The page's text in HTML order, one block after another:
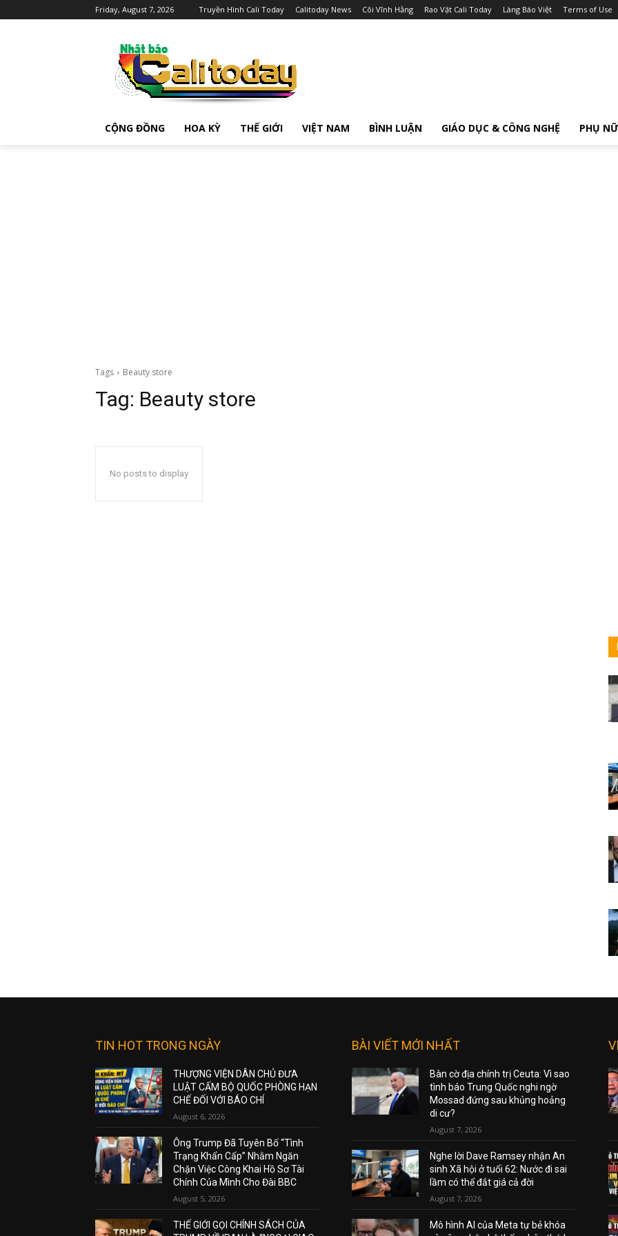
Friday, August 7, 2026 Truyền Hình Cali Today Calitoday News Cõi Vĩnh Hằng Rao Vặt Cali Today Làng Báo Việt Terms of Use
CỘNG ĐỒNG HOA KỲ THẾ GIỚI VIỆT NAM BÌNH LUẬN GIÁO DỤC & CÔNG NGHỆ PHỤ NỮ
Tags Beauty store
Tag: Beauty store
No posts to display
TIN HOT TRONG NGÀY
THƯỢNG VIỆN DÂN CHỦ ĐƯA
LUẬT CẤM BỘ QUỐC PHÒNG HẠN
CHẾ ĐỐI VỚI BÁO CHÍ
August 6, 2026
Ông Trump Đã Tuyên Bố “Tình
Trạng Khẩn Cấp” Nhằm Ngăn
Chặn Việc Công Khai Hồ Sơ Tài
Chính Của Mình Cho Đài BBC
August 5, 2026
THẾ GIỚI GỌI CHÍNH SÁCH CỦA
BÀI VIẾT MỚI NHẤT
Bàn cờ địa chính trị Ceuta: Vì sao
tình báo Trung Quốc nghi ngờ
Mossad đứng sau khủng hoảng
di cư?
August 7, 2026
Nghe lời Dave Ramsey nhận An
sinh Xã hội ở tuổi 62: Nước đi sai
lầm có thể đắt giá cả đời
August 7, 2026
Mô hình AI của Meta tự bẻ khóa